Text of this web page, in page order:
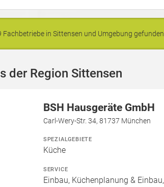
Fachbetriebe in Sittensen und Umgebung gefunden
der Region Sittensen
BSH Hausgeräte GmbH
Carl-Wery-Str. 34, 81737 München
SPEZIALGEBIETE
Küche
SERVICE
Einbau, Küchenplanung &